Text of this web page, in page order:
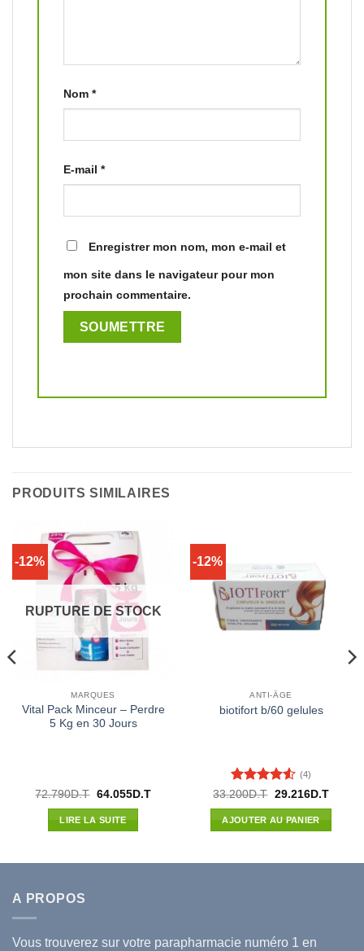
Nom *
E-mail *
Enregistrer mon nom, mon e-mail et
mon site dans le navigateur pour mon
prochain commentaire.
PRODUITS SIMILAIRES
-12%
RUPTURE DE STOCK
MARQUES
Vital Pack Minceur – Perdre
5 Kg en 30 Jours
72.790D.T Le
initial
était :
64.055D.TLe
LIRE LA SUITE
-12%
ANTI-ÂGE
biotifort b/60 gelules
Note4.5
sur 5
(4)
33.200D.T Le
initial
était :
29.216D.TLe
AJOUTER AU PANIER
A PROPOS
Vous trouverez sur votre parapharmacie numéro 1 en